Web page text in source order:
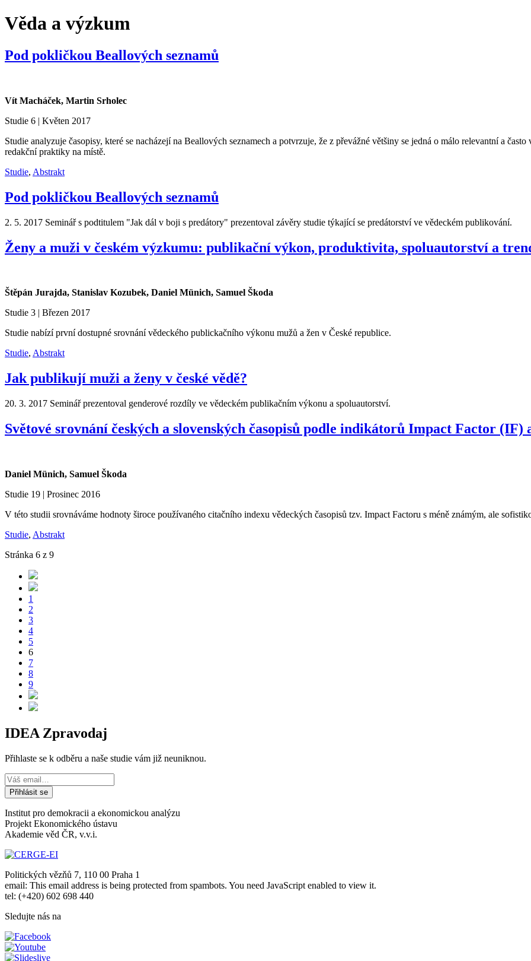
Věda a výzkum
Pod pokličkou Beallových seznamů
Vít Macháček, Martin Srholec
Studie 6 | Květen 2017
Studie analyzuje časopisy, které se nacházejí na Beallových seznamech a potvrzuje, že z převážné většiny se jedná o málo relevantní a
redakční praktiky na místě.
Studie, Abstrakt
Pod pokličkou Beallových seznamů
2. 5. 2017 Seminář s podtitulem "Jak dál v boji s predátory" prezentoval závěry studie týkající se predátorství ve vědeckém publikování.
Ženy a muži v českém výzkumu: publikační výkon, produktivita, spoluautorství a
Štěpán Jurajda, Stanislav Kozubek, Daniel Münich, Samuel Škoda
Studie 3 | Březen 2017
Studie nabízí první dostupné srovnání vědeckého publickačního výkonu mužů a žen v České republice.
Studie, Abstrakt
Jak publikují muži a ženy v české vědě?
20. 3. 2017 Seminář prezentoval genderové rozdíly ve vědeckém publikačním výkonu a spoluautorství.
Světové srovnání českých a slovenských časopisů podle indikátorů Impact Factor
Daniel Münich, Samuel Škoda
Studie 19 | Prosinec 2016
V této studii srovnáváme hodnoty široce používaného citačního indexu vědeckých časopisů tzv. Impact Factoru s méně známým, ale
Studie, Abstrakt
Stránka 6 z 9
1
2
3
4
5
6
7
8
9
IDEA Zpravodaj
Přihlaste se k odběru a naše studie vám již neuniknou.
Institut pro demokracii a ekonomickou analýzu
Projekt Ekonomického ústavu
Akademie věd ČR, v.v.i.
Politických vězňů 7, 110 00 Praha 1
email: This email address is being protected from spambots. You need JavaScript enabled to view it.
tel: (+420) 602 698 440
Sledujte nás na